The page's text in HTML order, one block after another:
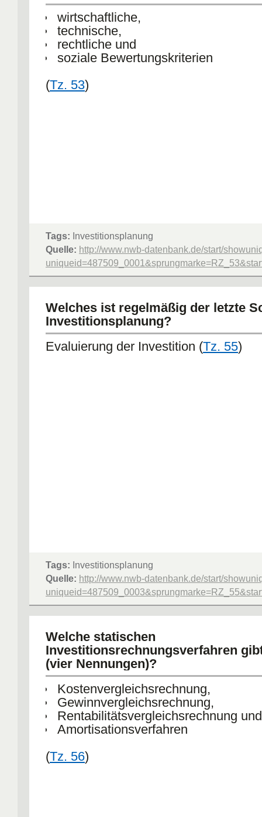
wirtschaftliche,
technische,
rechtliche und
soziale Bewertungskriterien
(Tz. 53)
Tags: Investitionsplanung
Quelle: http://www.nwb-datenbank.de/start/
Welches ist regelmäßig der letzte
Investitionsplanung?
Evaluierung der Investition (Tz. 55)
Tags: Investitionsplanung
Quelle: http://www.nwb-datenbank.de/start/
Welche statischen
Investitionsrechnungsverfahren
(vier Nennungen)?
Kostenvergleichsrechnung,
Gewinnvergleichsrechnung,
Rentabilitätsvergleichsrechnung und
Amortisationsverfahren
(Tz. 56)